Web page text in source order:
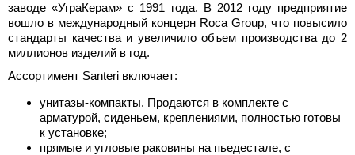
заводе «УграКерам» с 1991 года. В 2012 году предприятие
вошло в международный концерн Roca Group, что повысило
стандарты качества и увеличило объем производства до 2
миллионов изделий в год.
Ассортимент Santeri включает:
унитазы-компакты. Продаются в комплекте с
арматурой, сиденьем, креплениями, полностью готовы
к установке;
прямые и угловые раковины на пьедестале, с